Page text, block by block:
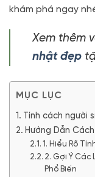
khám phá ngay
Xem thêm
nhật đẹp
MỤC LỤC
Tính cách người
Hướng Dẫn
1. Hiểu Rõ
2. Gợi Ý Các
Phổ Biến